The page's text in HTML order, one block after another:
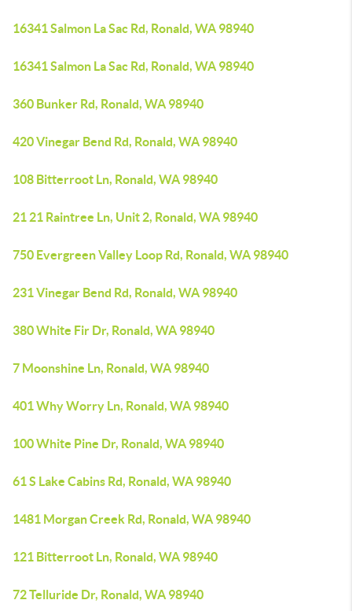
16341 Salmon La Sac Rd, Ronald, WA 98940
16341 Salmon La Sac Rd, Ronald, WA 98940
360 Bunker Rd, Ronald, WA 98940
420 Vinegar Bend Rd, Ronald, WA 98940
108 Bitterroot Ln, Ronald, WA 98940
21 21 Raintree Ln, Unit 2, Ronald, WA 98940
750 Evergreen Valley Loop Rd, Ronald, WA 98940
231 Vinegar Bend Rd, Ronald, WA 98940
380 White Fir Dr, Ronald, WA 98940
7 Moonshine Ln, Ronald, WA 98940
401 Why Worry Ln, Ronald, WA 98940
100 White Pine Dr, Ronald, WA 98940
61 S Lake Cabins Rd, Ronald, WA 98940
1481 Morgan Creek Rd, Ronald, WA 98940
121 Bitterroot Ln, Ronald, WA 98940
72 Telluride Dr, Ronald, WA 98940